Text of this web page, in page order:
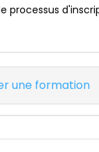
processus
une formation